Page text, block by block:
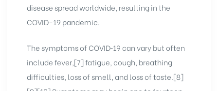
disease spread worldwide, resulting in the
COVID-19 pandemic.
The symptoms of COVID‑19 can vary but often
include fever,[7] fatigue, cough, breathing
difficulties, loss of smell, and loss of taste.[8]